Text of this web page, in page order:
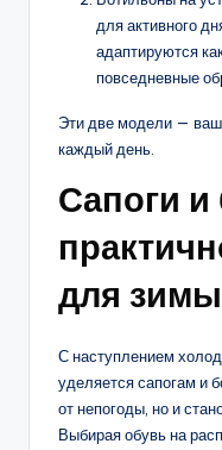
для активного
адаптируются
повседневные
Эти две модели — ваш
каждый день.
Сапоги и
для зимы
С наступлением
уделяется сапогам и
от непогоды, но и
Выбирая обувь на